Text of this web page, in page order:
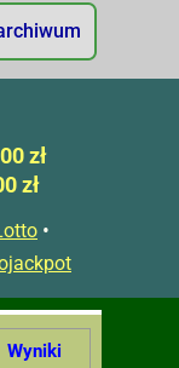
zł
zł
•
Wyniki